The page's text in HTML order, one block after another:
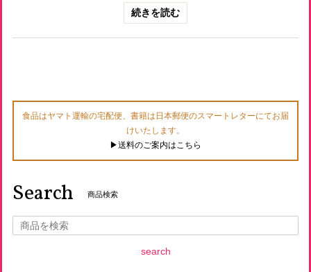
続きを読む
食品はヤマト運輸の宅配便、書籍は日本郵便のスマートレターにてお届
けいたします。
▶︎送料のご案内はこちら
Search 商品検索
search